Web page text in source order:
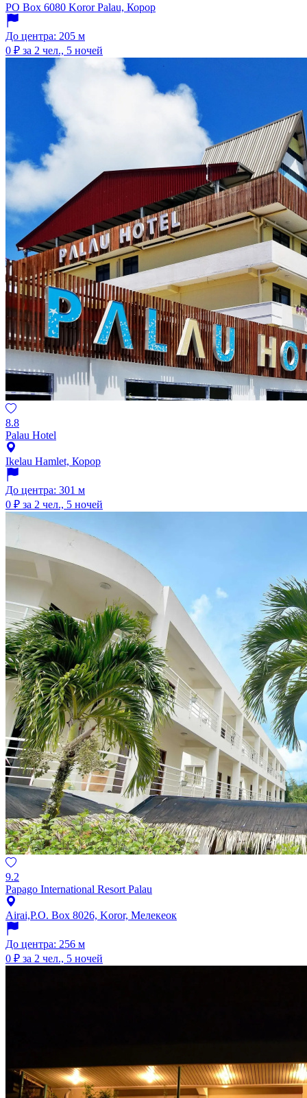
PO Box 6080 Koror Palau, Корор
До центра: 205 м
0 ₽ за 2 чел., 5 ночей
8.8
Palau Hotel
Ikelau Hamlet, Корор
До центра: 301 м
0 ₽ за 2 чел., 5 ночей
9.2
Papago International Resort Palau
Airai,P.O. Box 8026, Koror, Мелекеок
До центра: 256 м
0 ₽ за 2 чел., 5 ночей